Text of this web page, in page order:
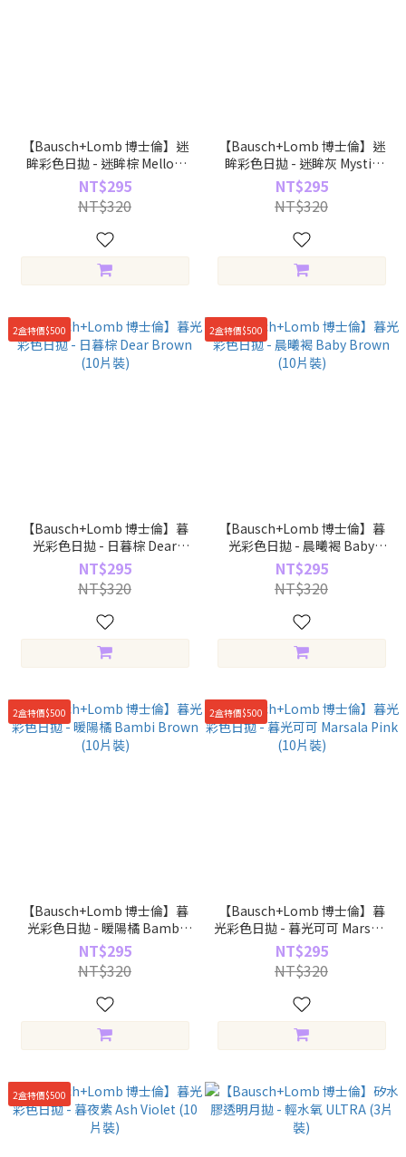
【Bausch+Lomb 博士倫】迷
眸彩色日拋 - 迷眸棕 Mellow
Brown (10片裝)
NT$295
NT$320
【Bausch+Lomb 博士倫】迷
眸彩色日拋 - 迷眸灰 Mystic
Gray (10片裝)
NT$295
NT$320
2盒特價$500
【Bausch+Lomb 博士倫】暮
光彩色日拋 - 日暮棕 Dear
Brown (10片裝)
NT$295
NT$320
2盒特價$500
【Bausch+Lomb 博士倫】暮
光彩色日拋 - 晨曦褐 Baby
Brown (10片裝)
NT$295
NT$320
2盒特價$500
【Bausch+Lomb 博士倫】暮
光彩色日拋 - 暖陽橘 Bambi
Brown (10片裝)
NT$295
NT$320
2盒特價$500
【Bausch+Lomb 博士倫】暮
光彩色日拋 - 暮光可可 Marsala
Pink (10片裝)
NT$295
NT$320
2盒特價$500